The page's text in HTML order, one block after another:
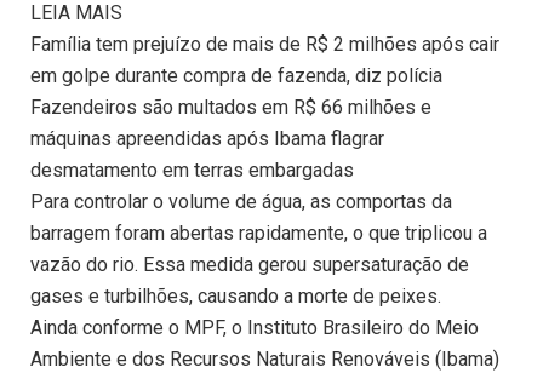
LEIA MAIS
Família tem prejuízo de mais de R$ 2 milhões após cair
em golpe durante compra de fazenda, diz polícia
Fazendeiros são multados em R$ 66 milhões e
máquinas apreendidas após Ibama flagrar
desmatamento em terras embargadas
Para controlar o volume de água, as comportas da
barragem foram abertas rapidamente, o que triplicou a
vazão do rio. Essa medida gerou supersaturação de
gases e turbilhões, causando a morte de peixes.
Ainda conforme o MPF, o Instituto Brasileiro do Meio
Ambiente e dos Recursos Naturais Renováveis (Ibama)